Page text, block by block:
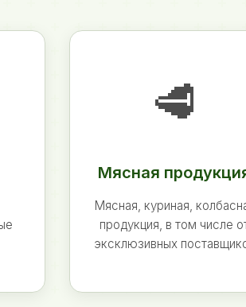
🥩
Мясная
Мясная, куриная,
продукция, в том числе
эксклюзивных